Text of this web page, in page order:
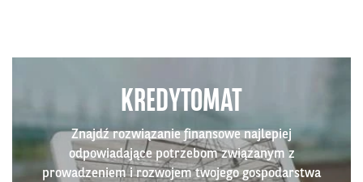
KREDYTOMAT
Znajdź rozwiązanie finansowe najlepiej
odpowiadające potrzebom związanym z
prowadzeniem i rozwojem twojego gospodarstwa